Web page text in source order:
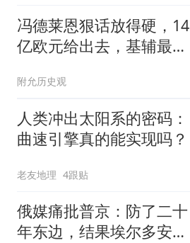
冯德莱恩狠话放得硬，14
亿欧元给出去，基辅最缺
附允历史观
人类冲出太阳系的密码：
曲速引擎真的能实现吗？
老友地理 4跟贴
俄媒痛批普京：防了二十
年东边，结果埃尔多安把